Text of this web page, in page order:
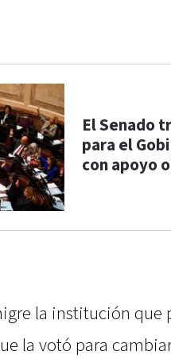
El Senado
para el
con apoyo
la institución que
la votó para